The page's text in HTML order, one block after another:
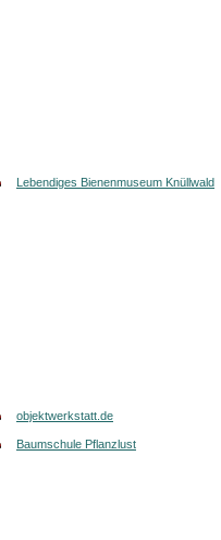
Lebendiges Bienenmuseum Knüllwald
objektwerkstatt.de
Baumschule Pflanzlust